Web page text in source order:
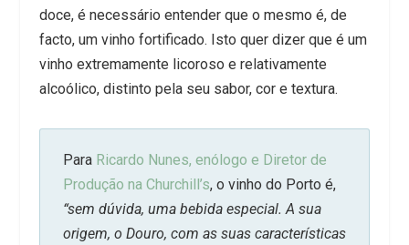
doce, é necessário entender que o mesmo é, de
facto, um vinho fortificado. Isto quer dizer que é um
vinho extremamente licoroso e relativamente
alcoólico, distinto pela seu sabor, cor e textura.
Para Ricardo Nunes, enólogo e Diretor de
Produção na Churchill’s, o vinho do Porto é,
“sem dúvida, uma bebida especial. A sua
origem, o Douro, com as suas características